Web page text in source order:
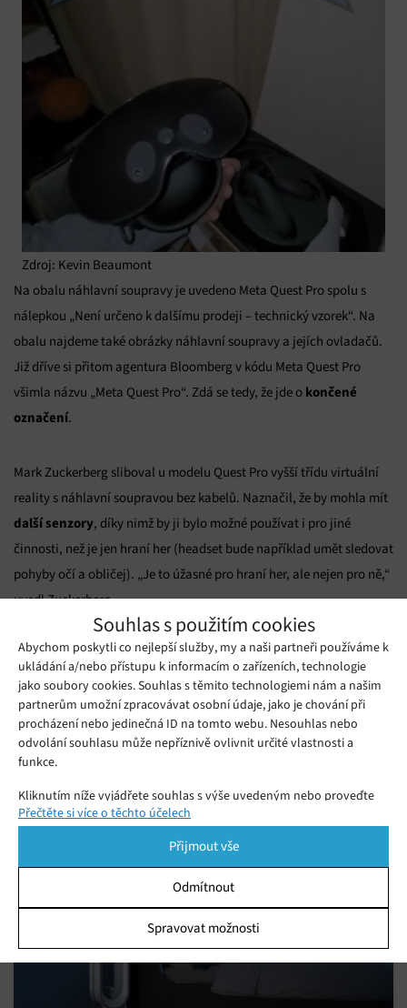
Souhlas s použitím cookies
Abychom poskytli co nejlepší služby, my a naši partneři používáme k
ukládání a/nebo přístupu k informacím o zařízeních, technologie
jako soubory cookies. Souhlas s těmito technologiemi nám a našim
partnerům umožní zpracovávat osobní údaje, jako je chování při
procházení nebo jedinečná ID na tomto webu. Nesouhlas nebo
odvolání souhlasu může nepříznivě ovlivnit určité vlastnosti a
funkce.
Kliknutím níže vyjádřete souhlas s výše uvedeným nebo proveďte
podrobnější rozhodnutí. Vaše volby budou použity pouze na tomto
pomocí přepínačů v Zásadách cookies nebo kliknutím na tlačítko
Spravovat souhlas ve spodní části obrazovky.
Ukládání a/nebo přístup k informacím v zařízení, Porozumění
publiku prostřednictvím statistik nebo kombinací údajů z
Přečtěte si více o těchto účelech
Přijmout vše
Odmítnout
Spravovat možnosti
Zdroj: Kevin Beaumont
Na obalu náhlavní soupravy je uvedeno Meta Quest Pro spolu s
nálepkou „Není určeno k dalšímu prodeji – technický vzorek“. Na
obalu najdeme také obrázky náhlavní soupravy a jejích ovladačů.
Již dříve si přitom agentura Bloomberg v kódu Meta Quest Pro
všimla názvu „Meta Quest Pro“. Zdá se tedy, že jde o končené
označení.
Mark Zuckerberg sliboval u modelu Quest Pro vyšší třídu virtuální
reality s náhlavní soupravou bez kabelů. Naznačil, že by mohla mít
další senzory, díky nimž by ji bylo možné používat i pro jiné
činnosti, než je jen hraní her (headset bude například umět sledovat
pohyby očí a obličej). „Je to úžasné pro hraní her, ale nejen pro ně,“
uvedl Zuckerberg.
Zdroj:engadget.com
Just in! Meta Quest Pro unboxing video leaked ahead of launch.
pic.twitter.com/Mrq7FPhAKk
— Nathie (@NathieVR)
Mohlo by se vám líbit